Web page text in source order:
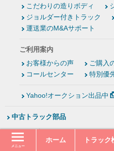
メニュー
ホーム トラック
こだわりの造りボディ
ジョルダー付きトラック
運送業のM&Aサポート
ご利用案内
お客様からの声
ご購入
コールセンター
特別優
Yahoo!オークション出品中
中古トラック部品
タイプ